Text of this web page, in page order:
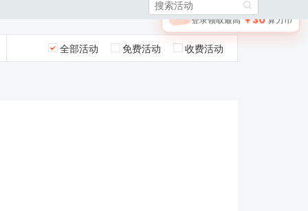
🎁 未登录
登录领取最高￥30算力币

全部活动 免费活动 收费活动